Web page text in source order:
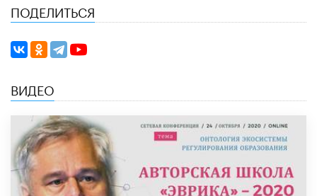
ПОДЕЛИТЬСЯ
ВИДЕО